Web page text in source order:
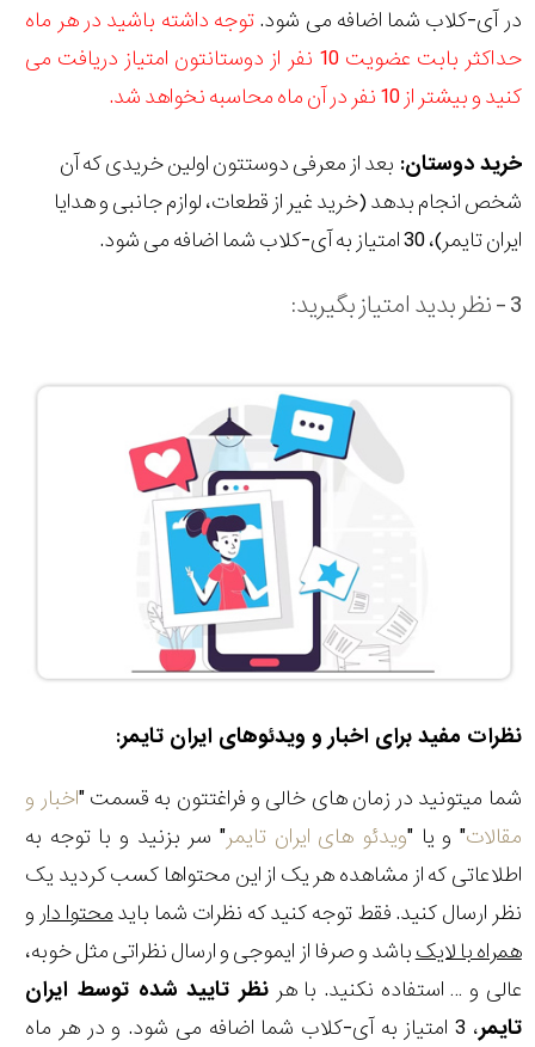
در آی-کلاب شما اضافه می شود.توجه داشته باشید در هر ماه
حداکثر بابت عضویت 10 نفر از دوستانتون امتیاز دریافت می
کنید و بیشتر از 10 نفر در آن ماه محاسبه نخواهد شد.
خرید دوستان: بعد از معرفی دوستتون اولین خریدی که آن
شخص انجام بدهد (خرید غیر از قطعات، لوازم جانبی و هدایا
ایران تایمر)، 30 امتیاز به آی-کلاب شما اضافه می شود.
3 - نظر بدید امتیاز بگیرید:
نظرات مفید برای اخبار و ویدئوهای ایران تایمر:
شما میتونید در زمان های خالی و فراغتتون به قسمت "اخبار و
مقالات" و یا "ویدئو های ایران تایمر" سر بزنید و با توجه به
اطلاعاتی که از مشاهده هر یک از این محتواها کسب کردید یک
نظر ارسال کنید. فقط توجه کنید که نظرات شما بایدمحتوا دار و
همراه با لایکباشد و صرفا از ایموجی و ارسال نظراتی مثل خوبه،
عالی و … استفاده نکنید. با هرنظر تایید شده توسط ایران
تایمر
، 3 امتیاز به آی-کلاب شما اضافه می شود. و در هر ماه